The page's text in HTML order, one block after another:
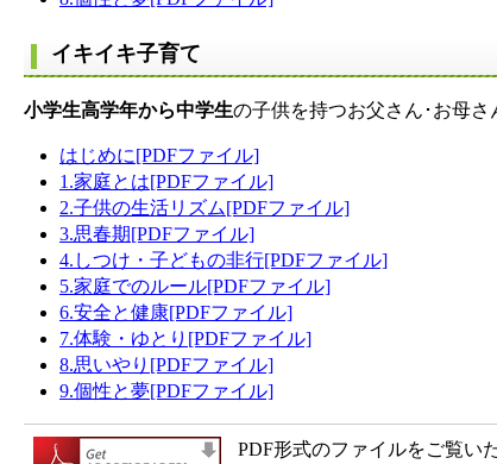
イキイキ子育て
小学生高学年から中学生の子供を持つお父さん･お母
はじめに[PDFファイル]
1.家庭とは[PDFファイル]
2.子供の生活リズム[PDFファイル]
3.思春期[PDFファイル]
4.しつけ・子どもの非行[PDFファイル]
5.家庭でのルール[PDFファイル]
6.安全と健康[PDFファイル]
7.体験・ゆとり[PDFファイル]
8.思いやり[PDFファイル]
9.個性と夢[PDFファイル]
PDF形式のファイルをご覧い